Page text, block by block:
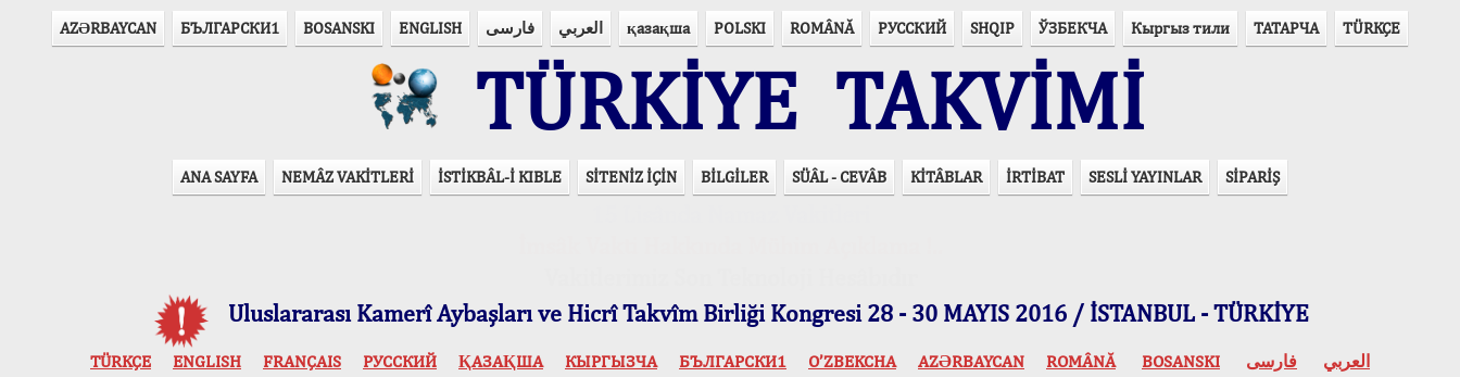
AZӘRBAYCAN БЪЛГАРСКИ1 BOSANSKI ENGLISH فارسی العربي қазақша POLSKI ROMÂNĂ РУССКИЙ SHQIP ЎЗБЕКЧА Кыргыз тили ТАТАРЧА TÜRKÇE
TÜRKİYE TAKVİMİ
ANA SAYFA NEMÂZ VAKİTLERİ İSTİKBÂL-İ KIBLE SİTENİZ İÇİN BİLGİLER SÜÂL - CEVÂB KİTÂBLAR İRTİBAT SESLİ YAYINLAR SİPARİŞ
Uluslararası Kamerî Aybaşları ve Hicrî Takvîm Birliği Kongresi 28 - 30 MAYIS 2016 / İSTANBUL - TÜRKİYE
TÜRKÇE ENGLISH FRANÇAIS РУССКИЙ ҚАЗАҚША КЫPГЫЗЧA БЪЛГАРСКИ1 O’ZBEKCHA AZӘRBAYCAN ROMÂNĂ BOSANSKI العربي فارسی